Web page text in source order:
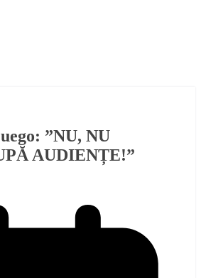
”NU, NU
AUDIENȚE!”